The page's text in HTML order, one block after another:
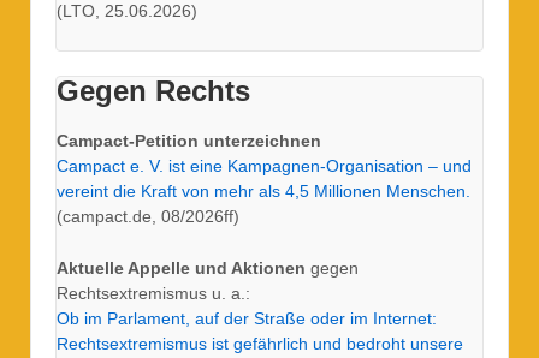
(LTO, 25.06.2026)
Gegen Rechts
Campact-Petition unterzeichnen
Campact e. V. ist eine Kampagnen-Organisation – und
vereint die Kraft von mehr als 4,5 Millionen Menschen.
(campact.de, 08/2026ff)
Aktuelle Appelle und Aktionen gegen
Rechtsextremismus u. a.:
Ob im Parlament, auf der Straße oder im Internet:
Rechtsextremismus ist gefährlich und bedroht unsere